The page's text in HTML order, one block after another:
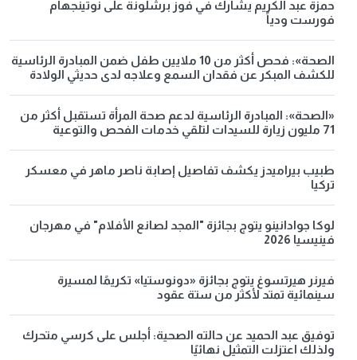
حمزة عبد الكريم يشارك في فوز برشلونة على نوتينجهام
فورست ودياً
الصحة»: فحص أكثر من 10 ملايين طفل ضمن المبادرة الرئاسية
للكشف المبكر عن فقدان السمع وعلاجه لدى حديثي الولادة
«الصحة»: المبادرة الرئاسية لدعم صحة المرأة تستقبل أكثر من
71 مليون زيارة للسيدات لتلقي خدمات الفحص والتوعية
طبيب بيراميدز يكشف تفاصيل إصابة ناصر ماهر في معسكر
تركيا
لوكا جوادانينو يتوج بجائزة "المجد لصانع الأفلام" في مهرجان
فينيسيا 2026
فيرنر هيرتسوغ يتوج بجائزة «دونوستيا» تكريمًا لمسيرة
سينمائية تمتد لأكثر من ستة عقود
توفيق عبد الحميد عن حالته الصحية: أجلس على كرسي متحرك
ولذلك اعتزلت التمثيل نهائيًا